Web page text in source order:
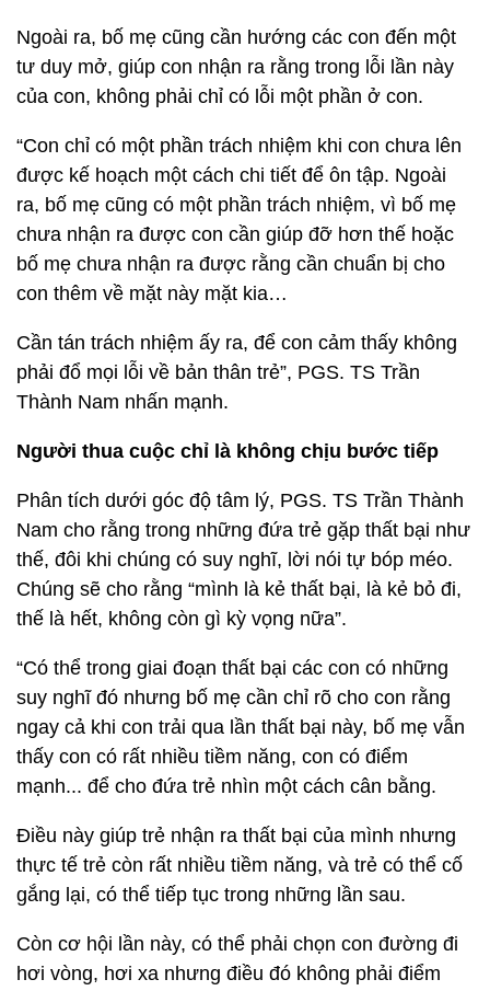
Ngoài ra, bố mẹ cũng cần hướng các con đến một
tư duy mở, giúp con nhận ra rằng trong lỗi lần này
của con, không phải chỉ có lỗi một phần ở con.
“Con chỉ có một phần trách nhiệm khi con chưa lên
được kế hoạch một cách chi tiết để ôn tập. Ngoài
ra, bố mẹ cũng có một phần trách nhiệm, vì bố mẹ
chưa nhận ra được con cần giúp đỡ hơn thế hoặc
bố mẹ chưa nhận ra được rằng cần chuẩn bị cho
con thêm về mặt này mặt kia…
Cần tán trách nhiệm ấy ra, để con cảm thấy không
phải đổ mọi lỗi về bản thân trẻ”, PGS. TS Trần
Thành Nam nhấn mạnh.
Người thua cuộc chỉ là không chịu bước tiếp
Phân tích dưới góc độ tâm lý, PGS. TS Trần Thành
Nam cho rằng trong những đứa trẻ gặp thất bại như
thế, đôi khi chúng có suy nghĩ, lời nói tự bóp méo.
Chúng sẽ cho rằng “mình là kẻ thất bại, là kẻ bỏ đi,
thế là hết, không còn gì kỳ vọng nữa”.
“Có thể trong giai đoạn thất bại các con có những
suy nghĩ đó nhưng bố mẹ cần chỉ rõ cho con rằng
ngay cả khi con trải qua lần thất bại này, bố mẹ vẫn
thấy con có rất nhiều tiềm năng, con có điểm
mạnh... để cho đứa trẻ nhìn một cách cân bằng.
Điều này giúp trẻ nhận ra thất bại của mình nhưng
thực tế trẻ còn rất nhiều tiềm năng, và trẻ có thể cố
gắng lại, có thể tiếp tục trong những lần sau.
Còn cơ hội lần này, có thể phải chọn con đường đi
hơi vòng, hơi xa nhưng điều đó không phải điểm